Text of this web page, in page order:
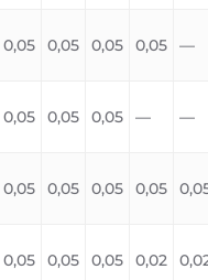
0,05 0,05 0,05 0,05 —
0,05 0,05 0,05 — —
0,05 0,05 0,05 0,05
0,05 0,05 0,05 0,02